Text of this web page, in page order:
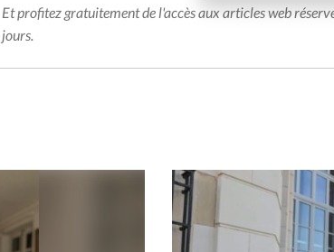
Et profitez gratuitement de l'accès aux articles web
jours.